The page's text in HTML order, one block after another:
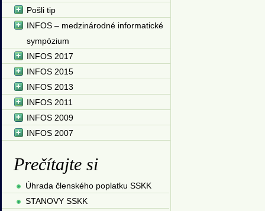
Pošli tip
INFOS – medzinárodné informatické
sympózium
INFOS 2017
INFOS 2015
INFOS 2013
INFOS 2011
INFOS 2009
INFOS 2007
Prečítajte si
Úhrada členského poplatku SSKK
STANOVY SSKK